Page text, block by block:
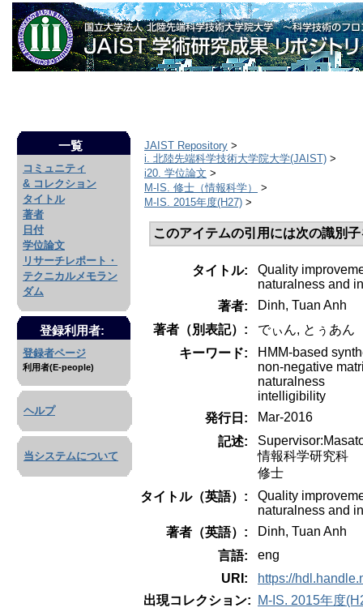
一覧
コミュニティ
& コレクション
タイトル
著者
日付
学位論文
リサーチレポート・
テクニカルメモラン
ダム
登録利用者:
登録者ページ
利用者(E-people)
ヘルプ
当システムについて
JAIST Repository >
i. 北陸先端科学技術大学院大学(JAIST) >
i20. 学位論文 >
M-IS. 修士（情報科学）
>
M-IS. 2015年度(H27) >
このアイテムの引用には次の識別
タイトル:
Quality
naturalness and
著者:
Dinh, Tuan Anh
著者（別表記）:
でぃん, とぅあ
キーワード:
HMM-based
non-negative
naturalness
intelligibility
発行日:
Mar-2016
記述:
情報科学研究科
修士
タイトル（英語）:
Quality
naturalness and
著者（英語）:
Dinh, Tuan Anh
言語:
eng
URI:
https://
出現コレクション:
M-IS. 2015年度